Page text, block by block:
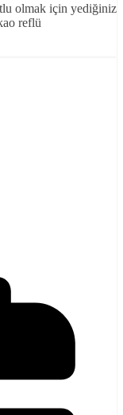
olmak için yediğiniz
reflü